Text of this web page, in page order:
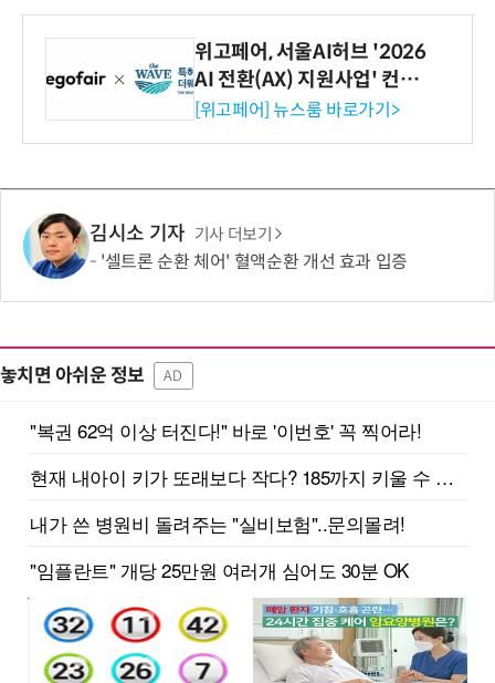
위고페어, 서울AI허브 '2026
AI 전환(AX) 지원사업' 컨소
시엄 선정
[위고페어] 뉴스룸 바로가기>
김시소 기자 기사 더보기
'셀트론 순환 체어' 혈액순환 개선 효과 입증
놓치면 아쉬운 정보 AD